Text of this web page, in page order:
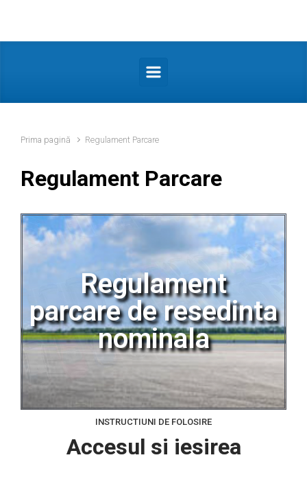
Prima pagină Regulament Parcare
Regulament Parcare
Regulament
parcare de resedinta
nominala
INSTRUCTIUNI DE FOLOSIRE
Accesul si iesirea